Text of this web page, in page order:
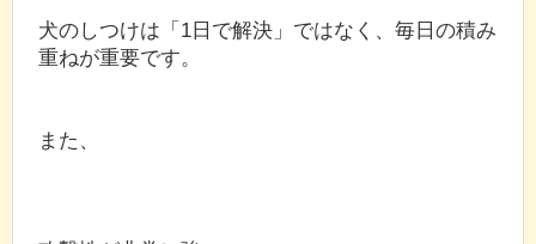
犬のしつけは「1日で解決」ではなく、毎日の積み
重ねが重要です。
また、